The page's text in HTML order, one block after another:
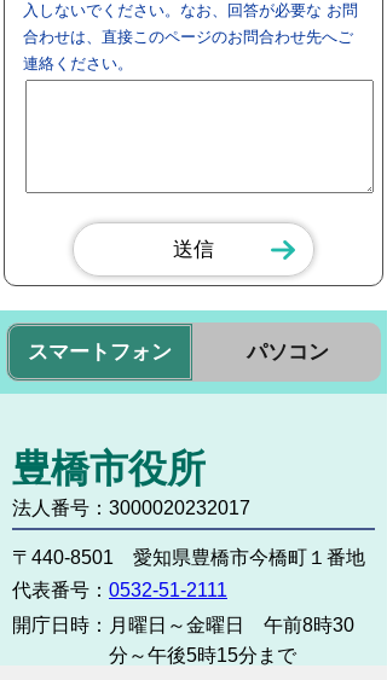
入しないでください。なお、回答が必要な お問
合わせは、直接このページのお問合わせ先へご
連絡ください。
スマートフォン パソコン
豊橋市役所
法人番号：3000020232017
〒440-8501 愛知県豊橋市今橋町１番地
代表番号： 0532-51-2111
開庁日時： 月曜日～金曜日 午前8時30
分～午後5時15分まで